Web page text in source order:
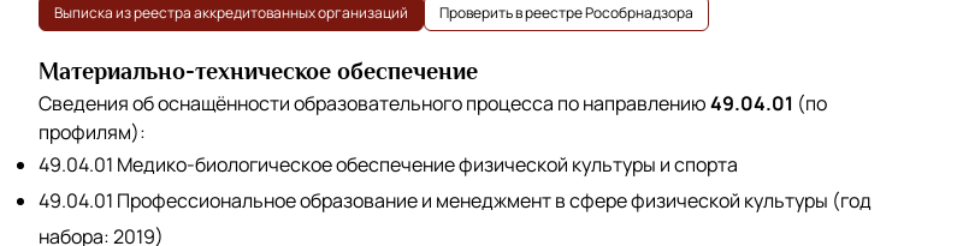
Выписка из реестра аккредитованных организаций Проверить в реестре Рособрнадзора
Материально-техническое обеспечение
Сведения об оснащённости образовательного процесса по направлению49.04.01 (по
профилям):
49.04.01 Медико-биологическое обеспечение физической культуры и спорта
49.04.01 Профессиональное образование и менеджмент в сфере физической культуры (год
набора: 2019)